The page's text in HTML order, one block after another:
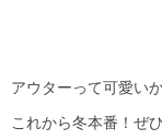
アウターって可愛い
これから冬本番！ぜ